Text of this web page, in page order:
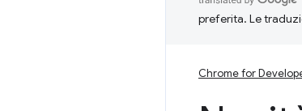
preferita. Le
Chrome for